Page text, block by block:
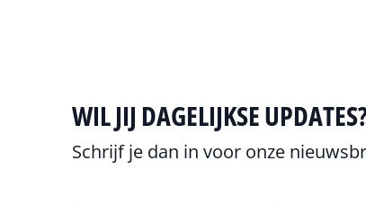
WIL JIJ DAGELIJKSE
Schrijf je dan in voor onze